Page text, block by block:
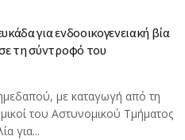
για ενδοοικογενειακή βία
τη σύντροφό του
με καταγωγή από τη
του Αστυνομικού Τμήματος
για...